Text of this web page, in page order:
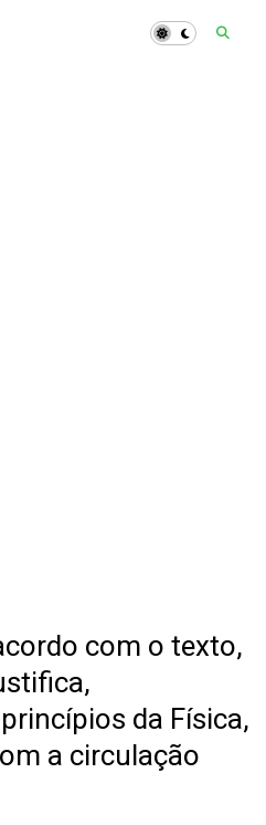
com o texto,
da Física,
a circulação